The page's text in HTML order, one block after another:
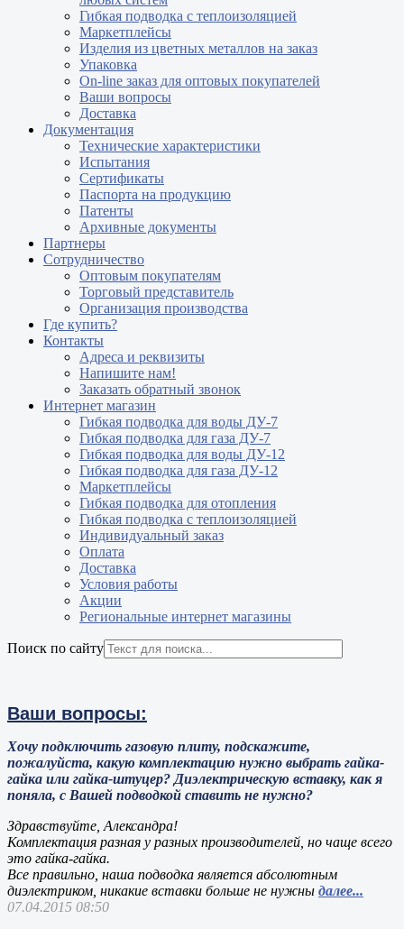
Гибкая подводка с теплоизоляцией
Маркетплейсы
Изделия из цветных металлов на заказ
Упаковка
On-line заказ для оптовых покупателей
Ваши вопросы
Доставка
Документация
Технические характеристики
Испытания
Сертификаты
Паспорта на продукцию
Патенты
Архивные документы
Партнеры
Сотрудничество
Оптовым покупателям
Торговый представитель
Организация производства
Где купить?
Контакты
Адреса и реквизиты
Напишите нам!
Заказать обратный звонок
Интернет магазин
Гибкая подводка для воды ДУ-7
Гибкая подводка для газа ДУ-7
Гибкая подводка для воды ДУ-12
Гибкая подводка для газа ДУ-12
Маркетплейсы
Гибкая подводка для отопления
Гибкая подводка с теплоизоляцией
Индивидуальный заказ
Оплата
Доставка
Условия работы
Акции
Региональные интернет магазины
Поиск по сайту
Ваши вопросы:
Хочу подключить газовую плиту, подскажите,
пожалуйста, какую комплектацию нужно выбрать гайка-
гайка или гайка-штуцер? Диэлектрическую вставку, как я
поняла, с Вашей подводкой ставить не нужно?
Здравствуйте, Александра!
Комплектация разная у разных производителей, но чаще всего
это гайка-гайка.
Все правильно, наша подводка является абсолютным
диэлектриком, никакие вставки больше не нужны далее...
07.04.2015 08:50